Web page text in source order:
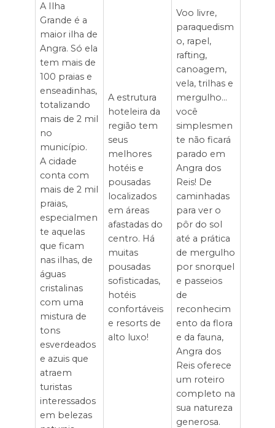
A Ilha
Grande é a
maior ilha de
Angra. Só ela
tem mais de
100 praias e
enseadinhas,
totalizando
mais de 2 mil
no
município.
A cidade
conta com
mais de 2 mil
praias,
especialmen
te aquelas
que ficam
nas ilhas, de
águas
cristalinas
com uma
mistura de
tons
esverdeados
e azuis que
atraem
turistas
interessados
em belezas
A estrutura
hoteleira da
região tem
seus
melhores
hotéis e
pousadas
localizados
em áreas
afastadas do
centro. Há
muitas
pousadas
sofisticadas,
hotéis
confortáveis
e resorts de
alto luxo!
Voo livre,
paraquedism
o, rapel,
rafting,
canoagem,
vela, trilhas e
mergulho…
você
simplesmen
te não ficará
parado em
Angra dos
Reis! De
caminhadas
para ver o
pôr do sol
até a prática
de mergulho
por snorquel
e passeios
de
reconhecim
ento da flora
e da fauna,
Angra dos
Reis oferece
um roteiro
completo na
sua natureza
generosa.